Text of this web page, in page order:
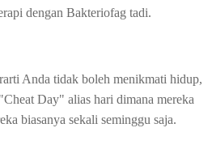
dengan Bakteriofag tadi.
Anda tidak boleh menikmati hidup,
Day" alias hari dimana mereka
biasanya sekali seminggu saja.